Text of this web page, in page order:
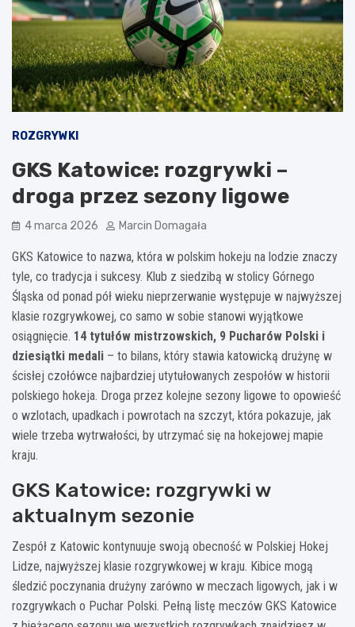
ROZGRYWKI
GKS Katowice: rozgrywki –
droga przez sezony ligowe
4 marca 2026 Marcin Domagała
GKS Katowice to nazwa, która w polskim hokeju na lodzie znaczy
tyle, co tradycja i sukcesy. Klub z siedzibą w stolicy Górnego
Śląska od ponad pół wieku nieprzerwanie występuje w najwyższej
klasie rozgrywkowej, co samo w sobie stanowi wyjątkowe
osiągnięcie. 14 tytułów mistrzowskich, 9 Pucharów Polski i
dziesiątki medali – to bilans, który stawia katowicką drużynę w
ścisłej czołówce najbardziej utytułowanych zespołów w historii
polskiego hokeja. Droga przez kolejne sezony ligowe to opowieść
o wzlotach, upadkach i powrotach na szczyt, która pokazuje, jak
wiele trzeba wytrwałości, by utrzymać się na hokejowej mapie
kraju.
GKS Katowice: rozgrywki w
aktualnym sezonie
Zespół z Katowic kontynuuje swoją obecność w Polskiej Hokej
Lidze, najwyższej klasie rozgrywkowej w kraju. Kibice mogą
śledzić poczynania drużyny zarówno w meczach ligowych, jak i w
rozgrywkach o Puchar Polski. Pełną listę meczów GKS Katowice